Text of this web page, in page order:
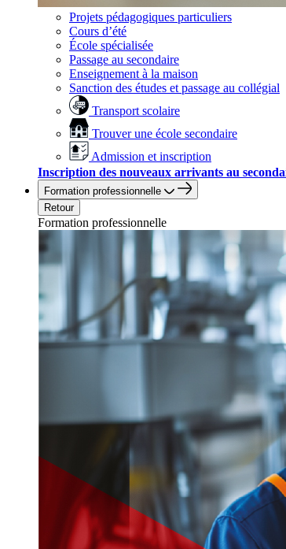
Projets pédagogiques particuliers
Cours d’été
École spécialisée
Passage au secondaire
Enseignement à la maison
Sanction des études et passage au collégial
Transport scolaire
Trouver une école secondaire
Admission et inscription
Inscription des nouveaux arrivants au
Formation professionnelle
Retour
Formation professionnelle